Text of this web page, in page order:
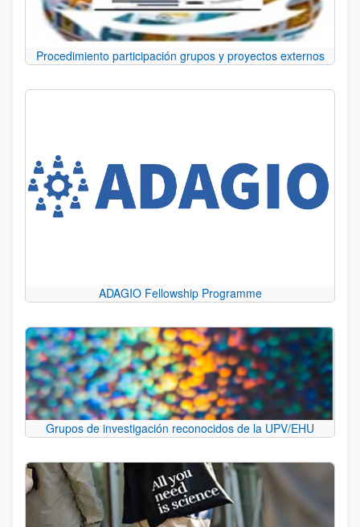
Procedimiento participación grupos y proyectos externos
ADAGIO Fellowship Programme
Grupos de investigación reconocidos de la UPV/EHU